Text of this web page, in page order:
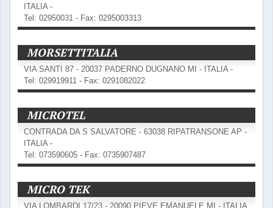
ITALIA -
Tel: 02950031 - Fax: 0295003313
MORSETTITALIA
VIA SANTI 87 - 20037 PADERNO DUGNANO MI - ITALIA -
Tel: 029919911 - Fax: 0291082022
MICROTEL
CONTRADA DA S SALVATORE - 63038 RIPATRANSONE AP -
ITALIA -
Tel: 073590605 - Fax: 0735907487
MICRO TEK
VIA LOMBARDI 17/23 - 20090 PIEVE EMANUELE MI - ITALIA